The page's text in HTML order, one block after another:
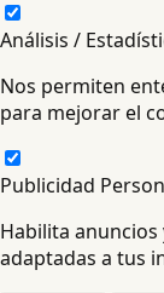
Análisis /
Nos permiten
para mejorar el
Publicidad
Habilita
adaptadas a tus